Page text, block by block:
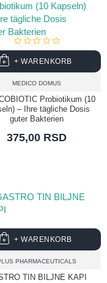
MEDICO DOMUS
Probiotikum (10
– Ihre tägliche Dosis
guter Bakterien
375,00 RSD
+ WARENKORB
PHARMACEUTICALS
TIN BILJNE KAPI
+ WARENKORB